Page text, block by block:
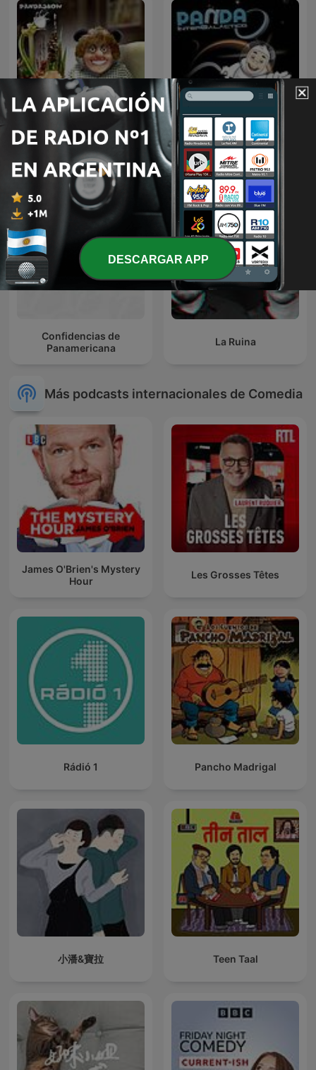
Panda Show (NO OFICIAL)
Panda Show -Disco Panda
Intergaláctico
Confidencias de
Panamericana
La Ruina
Más podcasts internacionales de Comedia
James O'Brien's Mystery
Hour
Les Grosses Têtes
Rádió 1 Pancho Madrigal
小潘&寶拉 Teen Taal
DESCARGAR APP